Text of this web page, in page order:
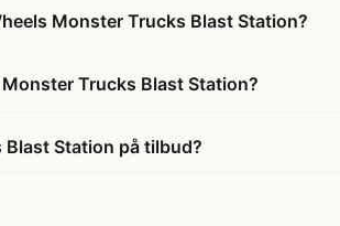
Monster Trucks Blast Station?
Trucks Blast Station?
Station på tilbud?